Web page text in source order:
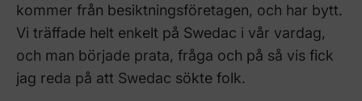
kommer från besiktningsföretagen, och har bytt.
Vi träffade helt enkelt på Swedac i vår vardag,
och man började prata, fråga och på så vis fick
jag reda på att Swedac sökte folk.